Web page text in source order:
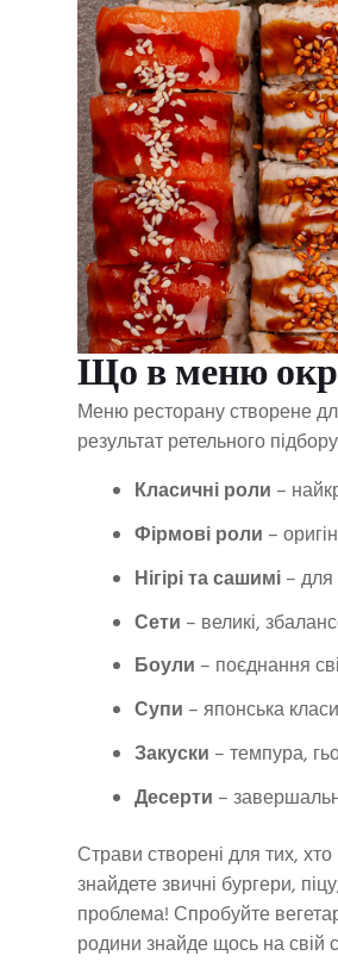
Що в меню
Меню ресторану створене
результат ретельного
Класичні роли –
Фірмові роли –
Нігірі та сашимі– для
Сети – великі,
Боули – поєднання
Супи – японська
Закуски – темпура,
Десерти –
Страви створені для тих, хто
знайдете звичні бургери,
проблема! Спробуйте
родини знайде щось на свій